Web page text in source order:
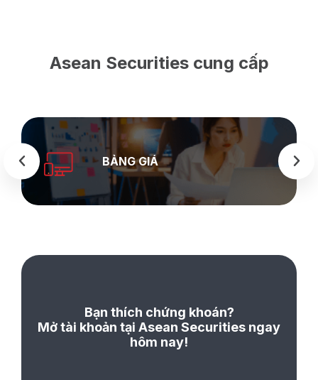
Asean Securities cung cấp
BẢNG GIÁ
Bạn thích chứng khoán?
Mở tài khoản tại Asean Securities ngay
hôm nay!